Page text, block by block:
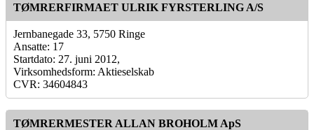
TØMRERFIRMAET ULRIK FYRSTERLING A/S
Jernbanegade 33, 5750 Ringe
Ansatte: 17
Startdato: 27. juni 2012,
Virksomhedsform: Aktieselskab
CVR: 34604843
TØMRERMESTER ALLAN BROHOLM ApS